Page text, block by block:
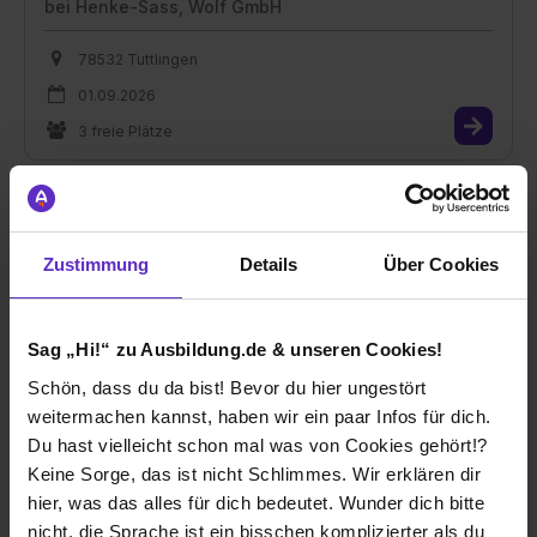
Zustimmung Details Über Cookies
Sag „Hi!“ zu Ausbildung.de & unseren Cookies!
Schön, dass du da bist! Bevor du hier ungestört
weitermachen kannst, haben wir ein paar Infos für dich.
Du hast vielleicht schon mal was von Cookies gehört!?
Keine Sorge, das ist nicht Schlimmes. Wir erklären dir
hier, was das alles für dich bedeutet. Wunder dich bitte
nicht, die Sprache ist ein bisschen komplizierter als du
bei Henke-Sass, Wolf GmbH
78532 Tuttlingen
01.09.2026
3 freie Plätze
Ausbildung Industriemechaniker/in (m/w/d)
01.09.2026
2 freie Plätze